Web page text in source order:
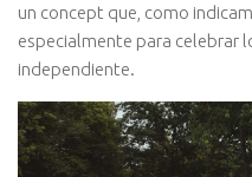
un concept que, como
especialmente para celebrar
independiente.